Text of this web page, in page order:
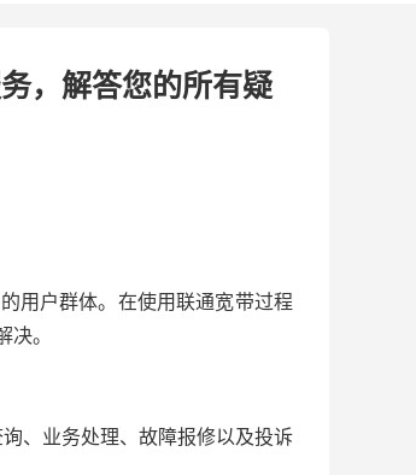
，解答您的所有疑
用户群体。在使用联通宽带过程
。
、业务处理、故障报修以及投诉